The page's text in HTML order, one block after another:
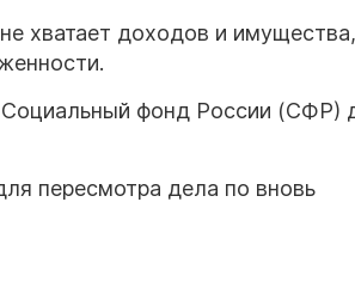
хватает доходов и имущества,
фонд России (СФР)
пересмотра дела по вновь